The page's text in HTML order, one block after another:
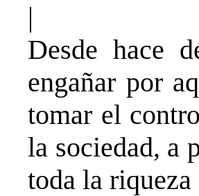
|
Desde hace
engañar por
tomar el
la sociedad, a
toda la